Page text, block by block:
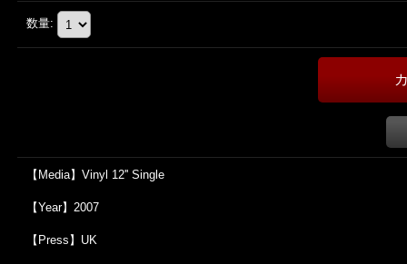
数量:
【Media】Vinyl 12'' Single
【Year】2007
【Press】UK